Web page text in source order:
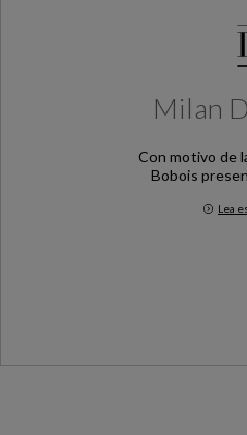
Milan
Con motivo de
Bobois
Lea